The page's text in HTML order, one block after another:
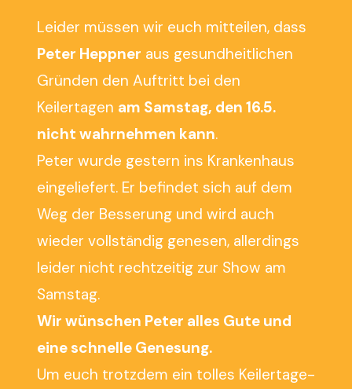
Leider müssen wir euch mitteilen, dass
Peter Heppner aus gesundheitlichen
Gründen den Auftritt bei den
Keilertagen am Samstag, den 16.5.
nicht wahrnehmen kann.
Peter wurde gestern ins Krankenhaus
eingeliefert. Er befindet sich auf dem
Weg der Besserung und wird auch
wieder vollständig genesen, allerdings
leider nicht rechtzeitig zur Show am
Samstag.
Wir wünschen Peter alles Gute und
eine schnelle Genesung.
Um euch trotzdem ein tolles Keilertage-